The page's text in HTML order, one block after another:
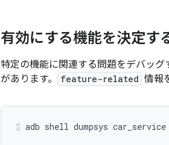
有効にする機能を決定す
特定の機能に関連する問題をデバッ
があります。
feature-related 情報